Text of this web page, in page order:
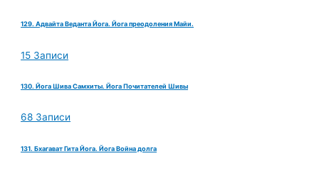
129. Адвайта Веданта Йога. Йога преодоления Майи.
15 Записи
130. Йога Шива Самхиты. Йога Почитателей Шивы
68 Записи
131. Бхагават Гита Йога. Йога Война долга